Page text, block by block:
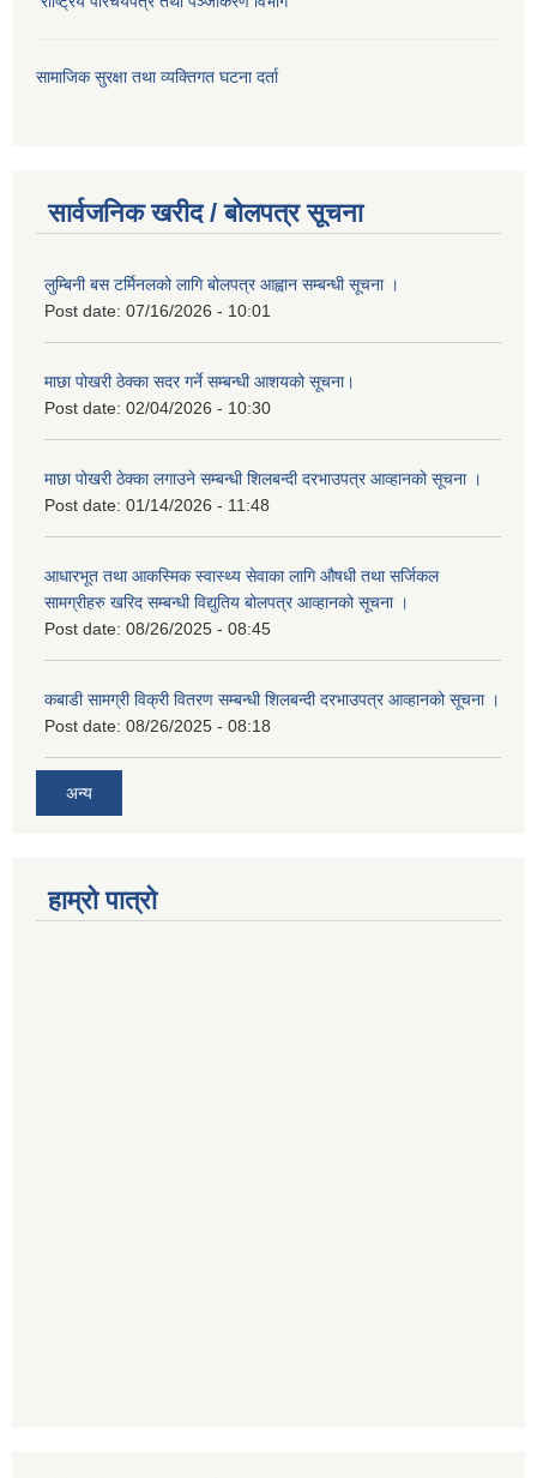
सामाजिक सुरक्षा तथा व्यक्तिगत घटना दर्ता
सार्वजनिक खरीद / बोलपत्र सूचना
लुम्बिनी बस टर्मिनलको लागि बोलपत्र आह्वान सम्बन्धी सूचना ।
Post date: 07/16/2026 - 10:01
माछा पोखरी ठेक्का सदर गर्ने सम्बन्धी आशयको सूचना।
Post date: 02/04/2026 - 10:30
माछा पोखरी ठेक्का लगाउने सम्बन्धी शिलबन्दी दरभाउपत्र आव्हानको सूचना ।
Post date: 01/14/2026 - 11:48
आधारभूत तथा आकस्मिक स्वास्थ्य सेवाका लागि औषधी तथा सर्जिकल
सामग्रीहरु खरिद सम्बन्धी विद्युतिय बोलपत्र आव्हानको सूचना ।
Post date: 08/26/2025 - 08:45
कबाडी सामग्री विक्री वितरण सम्बन्धी शिलबन्दी दरभाउपत्र आव्हानको सूचना ।
Post date: 08/26/2025 - 08:18
अन्य
हाम्रो पात्रो